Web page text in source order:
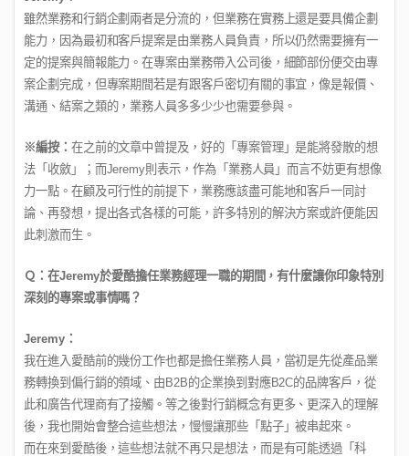
雖然業務和行銷企劃兩者是分流的，但業務在實務上還是要具備企劃
能力，因為最初和客戶提案是由業務人員負責，所以仍然需要擁有一
定的提案與簡報能力。在專案由業務帶入公司後，細節部份便交由專
案企劃完成，但專案期間若是有跟客戶密切有關的事宜，像是報價、
溝通、結案之類的，業務人員多多少少也需要參與。
※編按： 在之前的文章中曾提及，好的「專案管理」是能將發散的想
法「收斂」；而Jeremy則表示，作為「業務人員」而言不妨更有想像
力一點。在顧及可行性的前提下，業務應該盡可能地和客戶一同討
論、再發想，提出各式各樣的可能，許多特別的解決方案或許便能因
此刺激而生。
Ｑ：在Jeremy於愛酷擔任業務經理一職的期間，有什麼讓你印象特別
深刻的專案或事情嗎？
Jeremy：
我在進入愛酷前的幾份工作也都是擔任業務人員，當初是先從產品業
務轉換到偏行銷的領域、由 B2B的企業換到對應B2C的品牌客戶，從
此和廣告代理商有了接觸。等之後對行銷概念有更多、更深入的理解
後，我也開始會整合這些想法，慢慢讓那些「點子」被串起來。
而在來到愛酷後，這些想法就不再只是想法，而是有可能透過「科